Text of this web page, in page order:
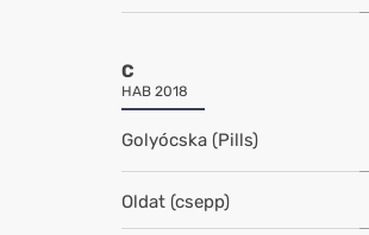
C
HAB 2018
Golyócska (Pills)
Oldat (csepp)